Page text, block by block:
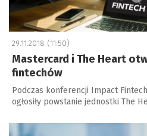
29.11.2018 (11:50)
Mastercard i The Heart
fintechów
Podczas konferencji Impact
ogłosiły powstanie jednostki The
a